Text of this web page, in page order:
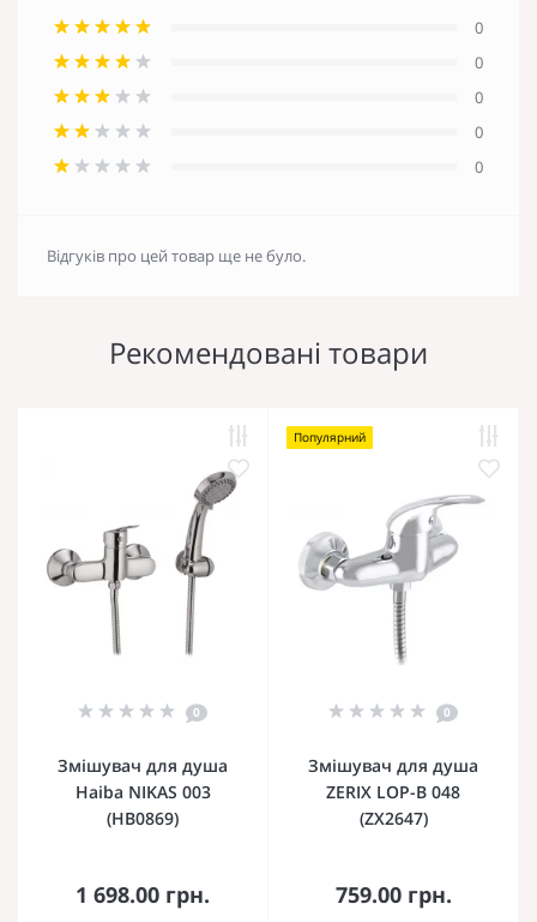
0
0
0
0
0
Відгуків про цей товар ще не було.
Рекомендовані товари
0
Змішувач для душа
Haiba NIKAS 003
(HB0869)
1 698.00 грн.
Популярний
0
Змішувач для душа
ZERIX LOP-B 048
(ZX2647)
759.00 грн.